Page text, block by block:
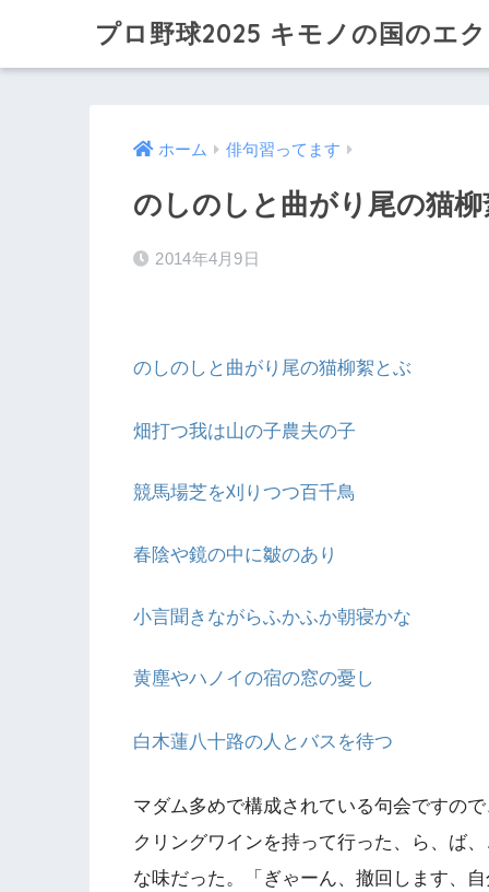
プロ野球2025 キモノの国のエ
ホーム 俳句習ってます
のしのしと曲がり尾の猫
2014年4月9日
のしのしと曲がり尾の猫柳絮とぶ
畑打つ我は山の子農夫の子
競馬場芝を刈りつつ百千鳥
春陰や鏡の中に皺のあり
小言聞きながらふかふか朝寝かな
黄塵やハノイの宿の窓の憂し
白木蓮八十路の人とバスを待つ
マダム多めで構成されている句会ですの
クリングワインを持って行った、ら、ば
な味だった。「ぎゃーん、撤回します、